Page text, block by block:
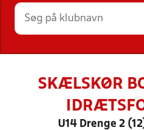
SKÆLSKØR
U14 Drenge 2